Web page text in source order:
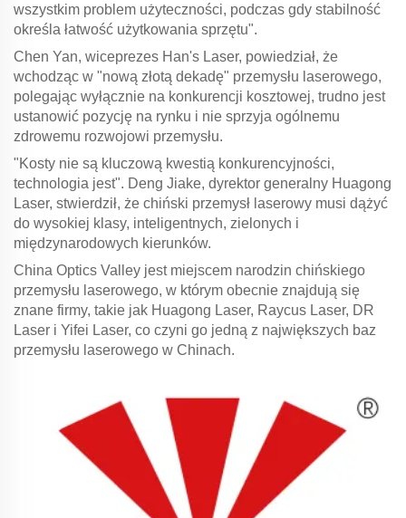
wszystkim problem użyteczności, podczas gdy stabilność
określa łatwość użytkowania sprzętu".
Chen Yan, wiceprezes Han's Laser, powiedział, że
wchodząc w "nową złotą dekadę" przemysłu laserowego,
polegając wyłącznie na konkurencji kosztowej, trudno jest
ustanowić pozycję na rynku i nie sprzyja ogólnemu
zdrowemu rozwojowi przemysłu.
"Kosty nie są kluczową kwestią konkurencyjności,
technologia jest". Deng Jiake, dyrektor generalny Huagong
Laser, stwierdził, że chiński przemysł laserowy musi dążyć
do wysokiej klasy, inteligentnych, zielonych i
międzynarodowych kierunków.
China Optics Valley jest miejscem narodzin chińskiego
przemysłu laserowego, w którym obecnie znajdują się
znane firmy, takie jak Huagong Laser, Raycus Laser, DR
Laser i Yifei Laser, co czyni go jedną z największych baz
przemysłu laserowego w Chinach.